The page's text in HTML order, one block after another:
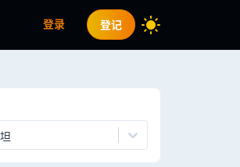
登录 登记